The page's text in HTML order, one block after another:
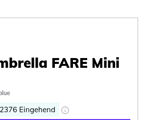
FARE Mini
2376 Eingehend